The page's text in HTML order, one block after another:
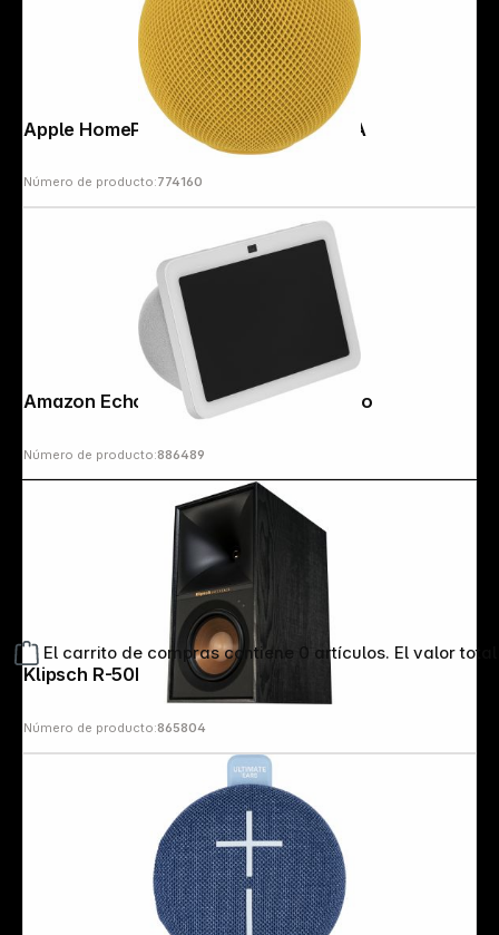
El carrito de compras contiene 0 artículos. El valor
Apple HomePod mini yellow MJ2E3D/A
Número de producto:774160
Amazon Echo Show 8 (3rd Gen.) blanco
Número de producto:886489
Klipsch R-50PM (Pair)
Número de producto:865804